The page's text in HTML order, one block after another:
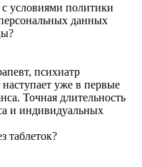
с условиями политики
данных
психиатр
уже в первые
Точная длительность
и индивидуальных
таблеток?